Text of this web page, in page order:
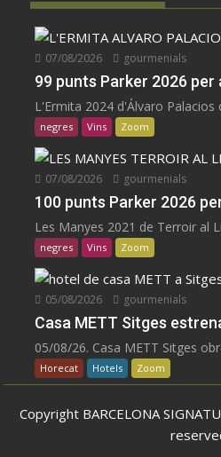
07/08/2026 gourmenials
99 punts Parker 2026 per
L'Ermita 2024 d'Álvaro Palacios
negres Vins Zoom
07/08/2026 gourmenials
100 punts Parker 2026
Les Manyes 2021 de Terroir al
negres Vins Zoom
05/08/2026 gourmenials
Casa METT Sitges
05/08/26. Casa METT Sitges
Horecat Hotels Zoom
Copyright BARCELONA